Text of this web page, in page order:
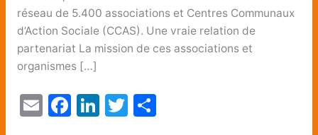
réseau de 5.400 associations et Centres Communaux
d’Action Sociale (CCAS). Une vraie relation de
partenariat La mission de ces associations et
organismes […]
E F Li T P